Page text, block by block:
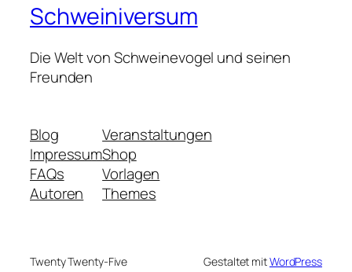
Schweiniversum
Die Welt von Schweinevogel und seinen
Freunden
Blog
Impressum
FAQs
Autoren
Veranstaltungen
Shop
Vorlagen
Themes
Twenty Twenty-Five Gestaltet mitWordPress